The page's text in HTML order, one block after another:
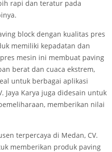
rapi dan teratur pada
block dengan kualitas pres
memiliki kepadatan dan
mesin ini membuat paving
berat dan cuaca ekstrem,
untuk berbagai aplikasi
Jaya Karya juga didesain untuk
memberikan nilai
terpercaya di Medan, CV.
memberikan produk paving